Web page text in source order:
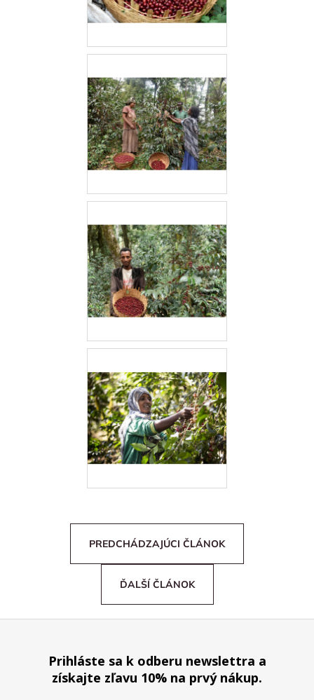
PREDCHÁDZAJÚCI ČLÁNOK
ĎALŠÍ ČLÁNOK
Prihláste sa k odberu newslettra a
získajte zľavu 10% na prvý nákup.